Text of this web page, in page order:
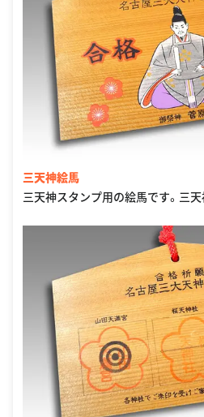
三天神絵馬
三天神スタンプ用の絵馬です。三